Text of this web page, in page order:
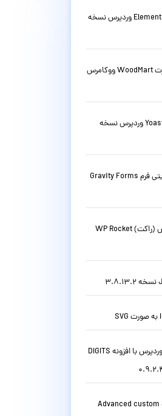
افزونه صفحه ساز المنتور پرو Elementor Pro وردپرس نسخه
قالب فروشگاهی چندمنظوره وودمارت WoodMart ووکامرس
افزونه فارسی سئو Yoast SEO Premium وردپرس نسخه
افزونه فرم ساز حرفه ای وردپرس گرویتی فرم Gravity Forms
افزونه فارسی افزایش سرعت وردپرس (راکت) WP Rocket
ورود و عضویت با شماره موبایل در وردپرس با افزونه DIGITS
افزونه فارسی مدیریت زمینه دلخواه Advanced custom